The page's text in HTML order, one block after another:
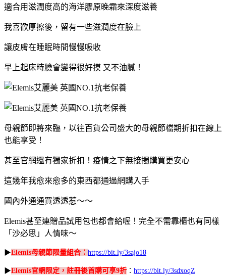
適合用滋潤度高的海洋膠原晚霜來深度滋養
我喜歡厚擦後，留有一些滋潤度在臉上
讓皮膚在睡眠時間慢慢吸收
早上起床時臉會變得很好摸 又不油膩！
母親節即將來臨，以往百貨公司盛大的母親節檔期折扣在線上
也能享受！
甚至官網還有獨家折扣！疫情之下無接擉購買更安心
這幾年我愈來愈多的東西都通過網購入手
國內外通通買透透惹～～
Elemis甚至連贈品試用包也都會給喔！完全不需靠櫃也有同樣
「沙必思」人情味～
▶Elemis母親節限量組合： https://bit.ly/3sajo18
▶Elemis官網限定，註冊後首購可享9折 ​： https://bit.ly/3sdxoqZ